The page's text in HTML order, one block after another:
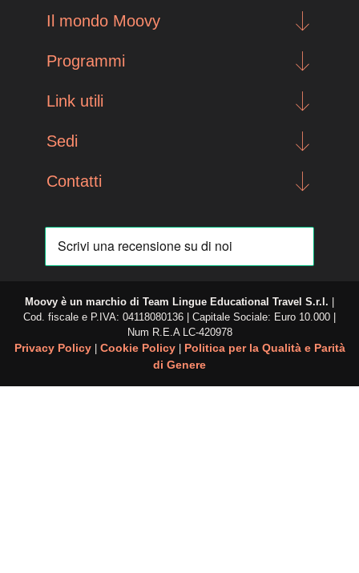
Il mondo Moovy
Programmi
Link utili
Sedi
Contatti
Moovy è un marchio di Team Lingue Educational Travel S.r.l.
Cod. fiscale e P.IVA: 04118080136 | Capitale Sociale: Euro 10.000 |
Num R.E.ALC-420978
Privacy Policy| Cookie Policy| Politica per la Qualità e Parità
di Genere